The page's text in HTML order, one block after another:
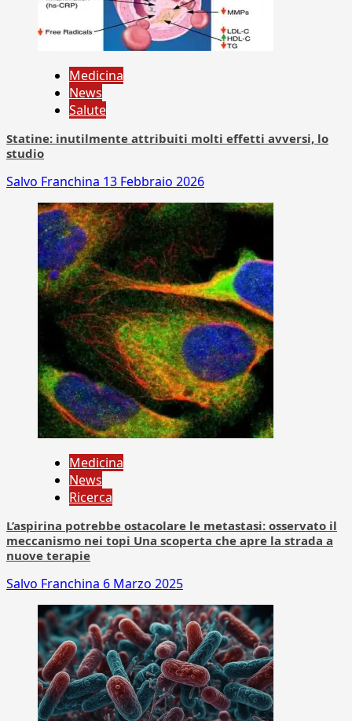
Medicina
News
Salute
Statine: inutilmente attribuiti molti effetti avversi, lo
studio
Salvo Franchina 13 Febbraio 2026
Medicina
News
Ricerca
L’aspirina potrebbe ostacolare le metastasi: osservato il
meccanismo nei topi Una scoperta che apre la strada a
nuove terapie
Salvo Franchina 6 Marzo 2025